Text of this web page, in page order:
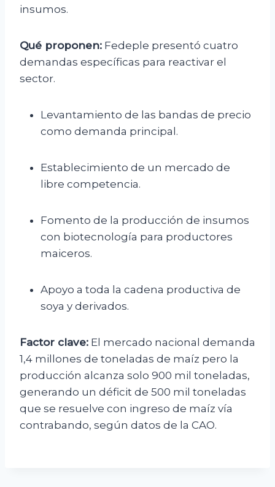
insumos.
Qué proponen: Fedeple presentó cuatro
demandas específicas para reactivar el
sector.
Levantamiento de las bandas de precio
como demanda principal.
Establecimiento de un mercado de
libre competencia.
Fomento de la producción de insumos
con biotecnología para productores
maiceros.
Apoyo a toda la cadena productiva de
soya y derivados.
Factor clave: El mercado nacional demanda
1,4 millones de toneladas de maíz pero la
producción alcanza solo 900 mil toneladas,
generando un déficit de 500 mil toneladas
que se resuelve con ingreso de maíz vía
contrabando, según datos de la CAO.